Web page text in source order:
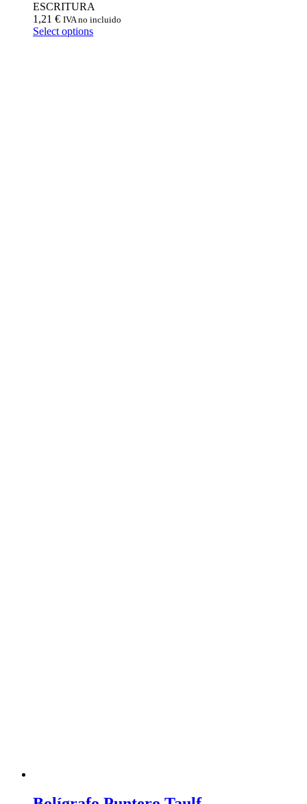
ESCRITURA
1,21 € IVA no incluido
Select options